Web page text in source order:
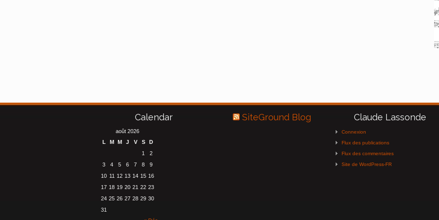
Calendar
août 2026
L
M M J V S
D
1
2
3
4 5 6 7 8
9
10 11 12 13 14 15 16
17 18 19 20 21 22 23
24 25 26 27 28 29 30
31
SiteGround Blog Claude Lassonde
Connexion
Flux des publications
Flux des commentaires
Site de WordPress-FR